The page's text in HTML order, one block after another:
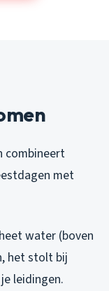
combineert
met
water (boven
het stolt bij
leidingen.